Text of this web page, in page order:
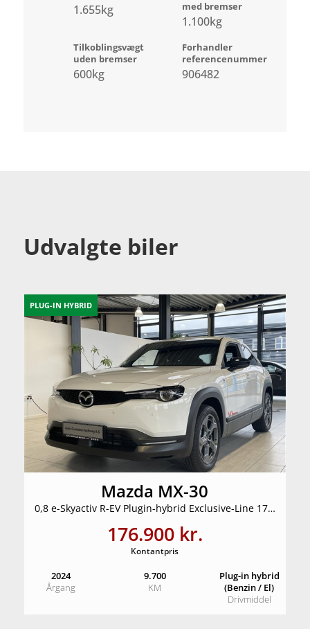
1.655kg
med bremser
1.100kg
Tilkoblingsvægt
uden bremser
600kg
Forhandler
referencenummer
906482
Udvalgte biler
PLUG-IN HYBRID
Mazda MX-30
0,8 e-Skyactiv R-EV Plugin-hybrid Exclusive-Line 170HK 5d Trinl. Gear
176.900 kr.
Kontantpris
2024
Årgang
9.700
KM
Plug-in hybrid
(Benzin / El)
Drivmiddel